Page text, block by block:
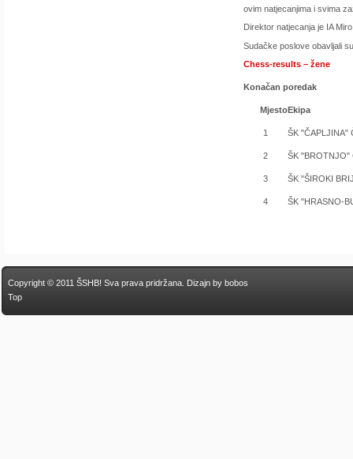
ovim natjecanjima i svima
Direktor natjecanja je IA
Sudačke poslove obavljali
Chess-results – žene
Konačan poredak
MjestoEkipa
1 ŠK "ČAPLJINA"
2 ŠK "BROTNJO"
3 ŠK "ŠIROKI
4 ŠK "HRASNO-
Copyright © 2011 ŠSHB! Sva prava pridržana. Dizajn by bobos
Top